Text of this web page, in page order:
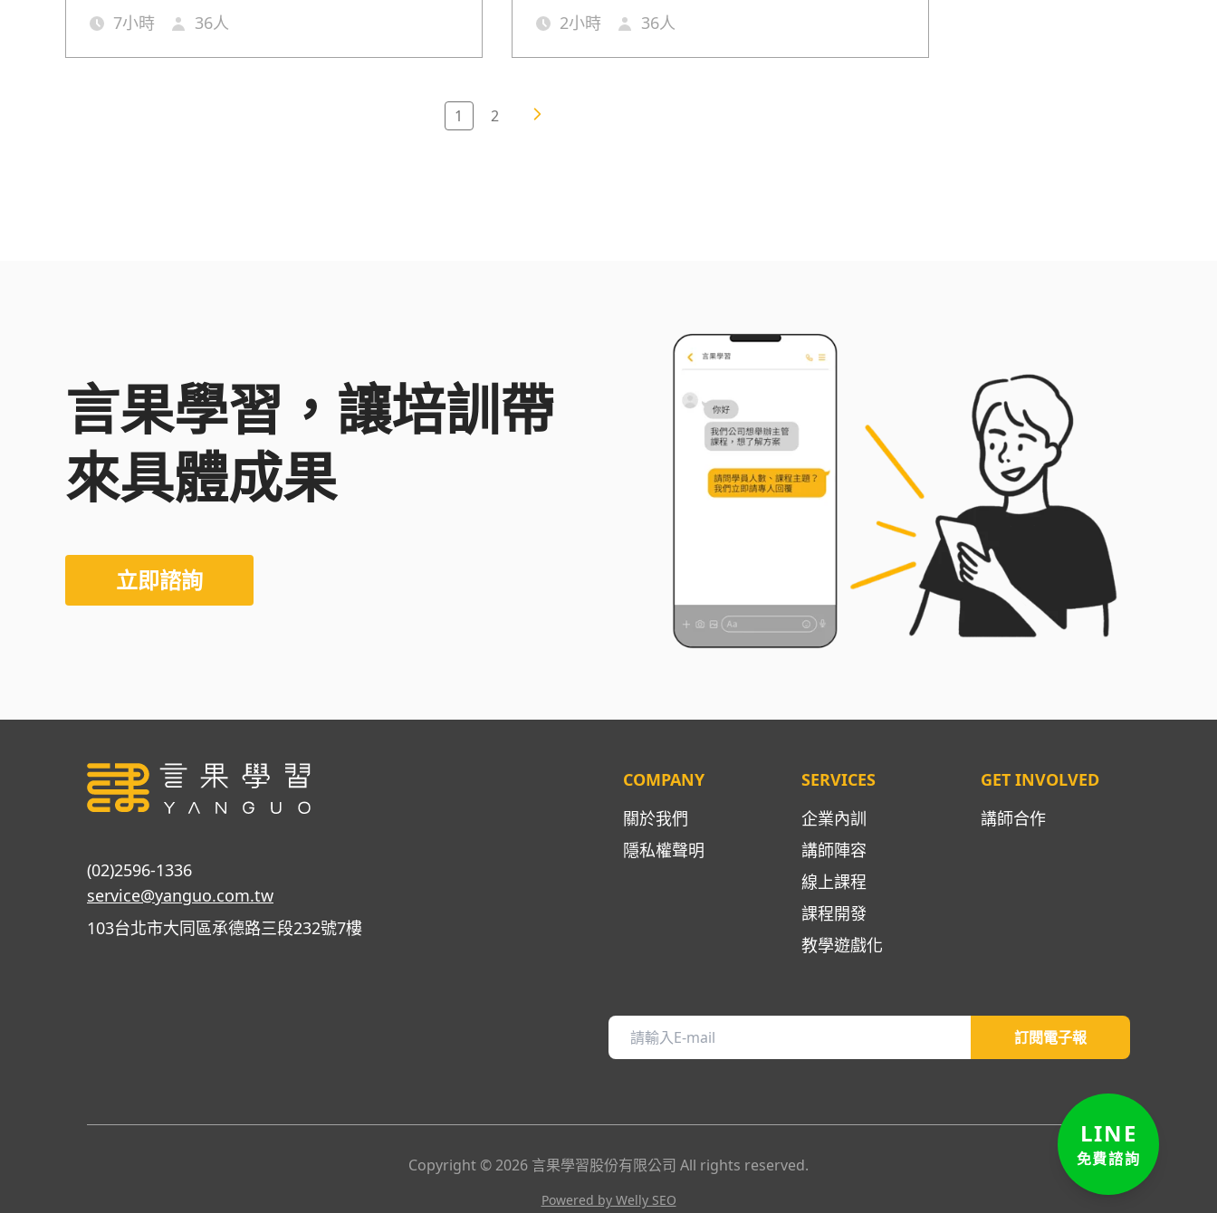
問答提示語的技巧，讓您能夠減輕工作上負擔，帶來更多
效益！
7小時 36人
本堂課程將帶您透過案例演練學習如何經營商業人脈。
2小時 36人
1 2
言果學習，讓培訓帶
來具體成果
立即諮詢
免費諮詢
(02)2596-1336
service@yanguo.com.tw
103台北市大同區承德路三段232號7樓
COMPANY
關於我們
隱私權聲明
SERVICES
企業內訓
講師陣容
線上課程
課程開發
教學遊戲化
GET INVOLVED
講師合作
訂閱電子報
Copyright © 2026 言果學習股份有限公司 All rights reserved.
Powered by Welly SEO